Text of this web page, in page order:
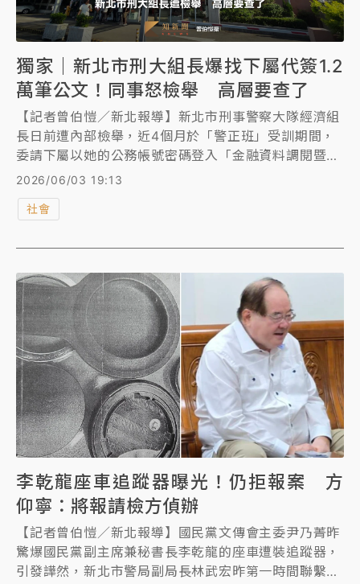
獨家｜新北市刑大組長爆找下屬代簽1.2
萬筆公文！同事怒檢舉 高層要查了
【記者曾伯愷／新北報導】新北市刑事警察大隊經濟組
長日前遭內部檢舉，近4個月於「警正班」受訓期間，
委請下屬以她的公務帳號密碼登入「金融資料調閱暨聯
防通報電子化平臺審核流程表單」，代簽萬筆公文。新
北市警察局接獲檢舉，昨天由駐區督察前往該組查察，
初步確認有行政瑕疵。《知新聞》詢問新北市警察局、
續加強教育。
2026/06/03 19:13
社會
李乾龍座車追蹤器曝光！仍拒報案 方
仰寧：將報請檢方偵辦
【記者曾伯愷／新北報導】國民黨文傳會主委尹乃菁昨
驚爆國民黨副主席兼秘書長李乾龍的座車遭裝追蹤器，
引發譁然，新北市警局副局長林武宏昨第一時間聯繫李